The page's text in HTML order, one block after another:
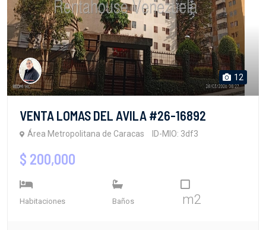
12
VENTA LOMAS DEL AVILA #26-16892
Área Metropolitana de Caracas ID-MIO: 3df3
$ 200,000
Habitaciones Baños m2